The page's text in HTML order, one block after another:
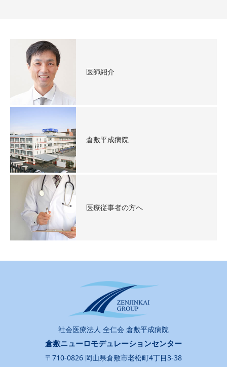
医師紹介
倉敷平成病院
医療従事者の方へ
社会医療法人 全仁会 倉敷平成病院
倉敷ニューロモデュレーションセンター
〒710-0826 岡山県倉敷市老松町4丁目3-38